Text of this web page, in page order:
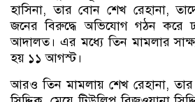
হাসিনা, তার বোন শেখ রেহানা,
জনের বিরুদ্ধে অভিযোগ গঠন করে
আদালত। এর মধ্যে তিন মামলার
হয় ১১ আগস্ট।
আরও তিন মামলায় শেখ রেহানা,